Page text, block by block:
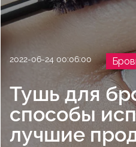
2022-06-24 00:06:00
Тушь для
способы
лучшие